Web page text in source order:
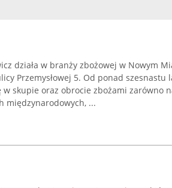
działa w branży zbożowej w Nowym
Przemysłowej 5. Od ponad
w skupie oraz obrocie zbożami zarówno
międzynarodowych, ...